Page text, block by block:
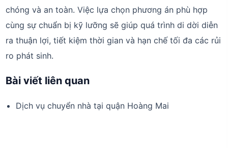
chóng và an toàn. Việc lựa chọn phương án phù hợp
cùng sự chuẩn bị kỹ lưỡng sẽ giúp quá trình di dời diễn
ra thuận lợi, tiết kiệm thời gian và hạn chế tối đa các rủi
ro phát sinh.
Bài viết liên quan
Dịch vụ chuyển nhà tại quận Hoàng Mai